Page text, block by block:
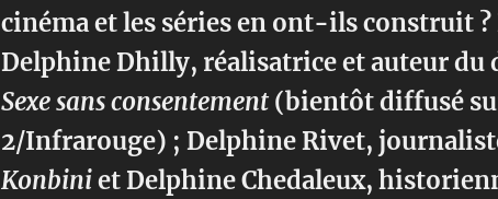
cinéma et les séries en ont-ils construit
Delphine Dhilly, réalisatrice et auteur du
Sexe sans consentement (bientôt diffusé
2/Infrarouge) ; Delphine Rivet,
Konbiniet Delphine Chedaleux,